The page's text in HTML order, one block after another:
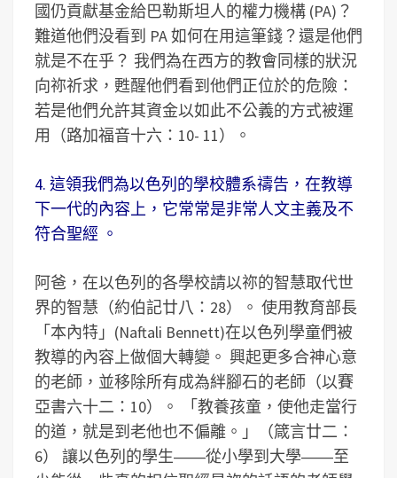
國仍貢獻基金給巴勒斯坦人的權力機構 (PA)？
難道他們没看到 PA 如何在用這筆錢？還是他們
就是不在乎？ 我們為在西方的教會同樣的狀況
向祢祈求，甦醒他們看到他們正位於的危險：
若是他們允許其資金以如此不公義的方式被運
用（路加福音十六：10- 11）。
4. 這領我們為以色列的學校體系禱告，在教導
下一代的內容上，它常常是非常人文主義及不
符合聖經 。
阿爸，在以色列的各學校請以祢的智慧取代世
界的智慧（約伯記廿八：28）。 使用教育部長
「本內特」(Naftali Bennett)在以色列學童們被
教導的內容上做個大轉變。 興起更多合神心意
的老師，並移除所有成為絆腳石的老師（以賽
亞書六十二：10）。 「教養孩童，使他走當行
的道，就是到老他也不偏離。」（箴言廿二：
6） 讓以色列的學生――從小學到大學――至